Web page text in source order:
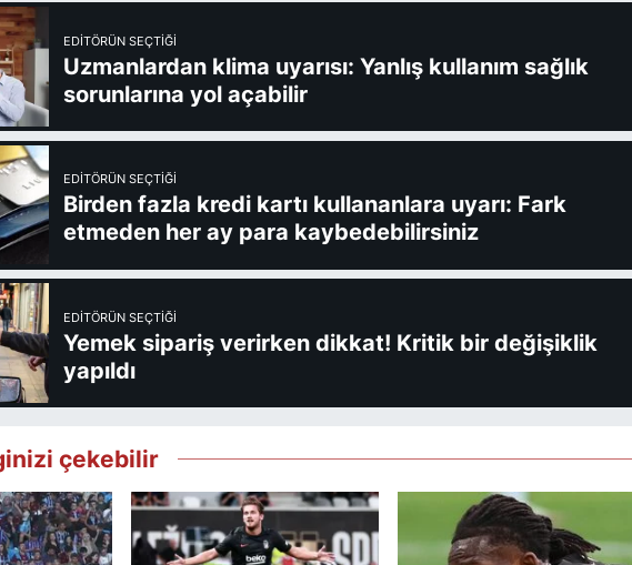
EDITÖRÜN SEÇTIĞI
Uzmanlardan klima uyarısı: Yanlış kullanım sağlık
sorunlarına yol açabilir
EDITÖRÜN SEÇTIĞI
Birden fazla kredi kartı kullananlara uyarı: Fark
etmeden her ay para kaybedebilirsiniz
EDITÖRÜN SEÇTIĞI
Yemek sipariş verirken dikkat! Kritik bir değişiklik
yapıldı
çekebilir